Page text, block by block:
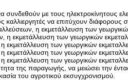
με τους ηλεκτροκίνητους
καλλιεργητές να επιτύχουν διάφορους
η εκμετάλλευση των
η εκμετάλλευση των γεωργικών
εκμετάλλευση των γεωργικών
εκμετάλλευση των γεωργικών
εκμετάλλευση των γεωργικών
της παραγωγής, να μειώσει την
του αγροτικού εκσυγχρονισμού.